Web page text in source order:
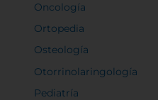
Oncología
Ortopedia
Osteología
Otorrinolaringología
Pediatría